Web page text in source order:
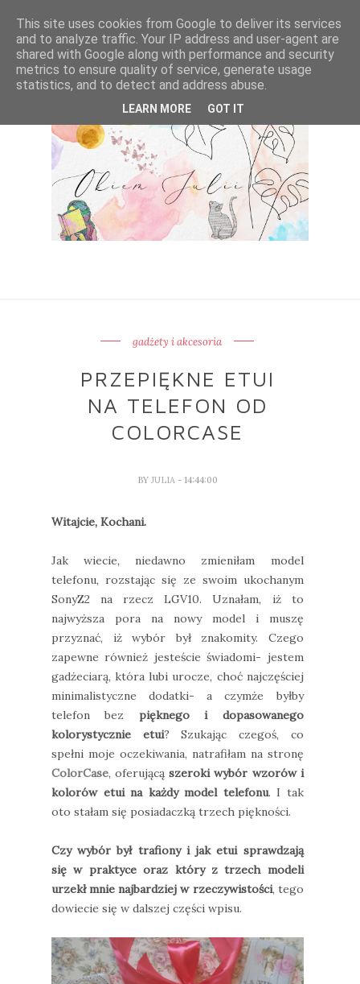
gadżety i akcesoria
PRZEPIĘKNE ETUI
NA TELEFON OD
COLORCASE
BY JULIA - 14:44:00
Witajcie, Kochani.
Jak wiecie, niedawno zmieniłam model
telefonu, rozstając się ze swoim ukochanym
SonyZ2 na rzecz LGV10. Uznałam, iż to
najwyższa pora na nowy model i muszę
przyznać, iż wybór był znakomity. Czego
zapewne również jesteście świadomi- jestem
gadżeciarą, która lubi urocze, choć najczęściej
minimalistyczne dodatki- a czymże byłby
telefon bez pięknego i dopasowanego
kolorystycznie etui? Szukając czegoś, co
spełni moje oczekiwania, natrafiłam na stronę
ColorCase, oferującąszeroki wybór wzorów i
kolorów etui na każdy model telefonu. I tak
oto stałam się posiadaczką trzech piękności.
Czy wybór był trafiony i jak etui sprawdzają
się w praktyce oraz który z trzech modeli
urzekł mnie najbardziej w rzeczywistości, tego
dowiecie się w dalszej części wpisu.
This site uses cookies from Google to deliver its services
and to analyze traffic. Your IP address and user-agent are
shared with Google along with performance and security
metrics to ensure quality of service, generate usage
statistics, and to detect and address abuse.
LEARN MORE GOT IT